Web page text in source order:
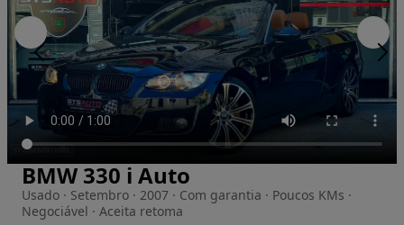
Imagem 1 de 62
BMW 330 i Auto
Usado · Setembro · 2007 · Com garantia · Poucos KMs ·
Negociável · Aceita retoma